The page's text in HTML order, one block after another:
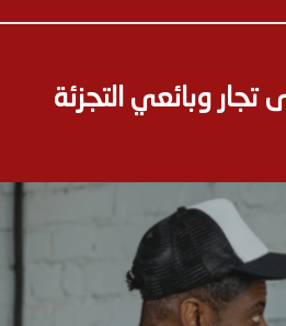
وبائعي التجزئة